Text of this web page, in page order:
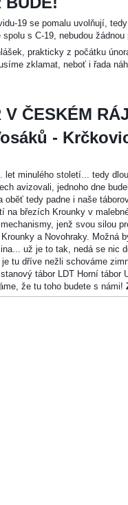
19 se pomalu uvolňují,
s C-19, nebudou žádnou
prakticky z počátku
zklamat, neboť i řada
V ČESKÉM
-
let minulého století... tedy
avizovali, jednoho dne
oběť tedy padne i naše
na březích Krounky v
jenž svou silou
a Novohraky. Možná
už je to tak, nedá se nic
tu dříve nežli schováme
tábor LDT Horní tábor
že tu toho budete s námi!